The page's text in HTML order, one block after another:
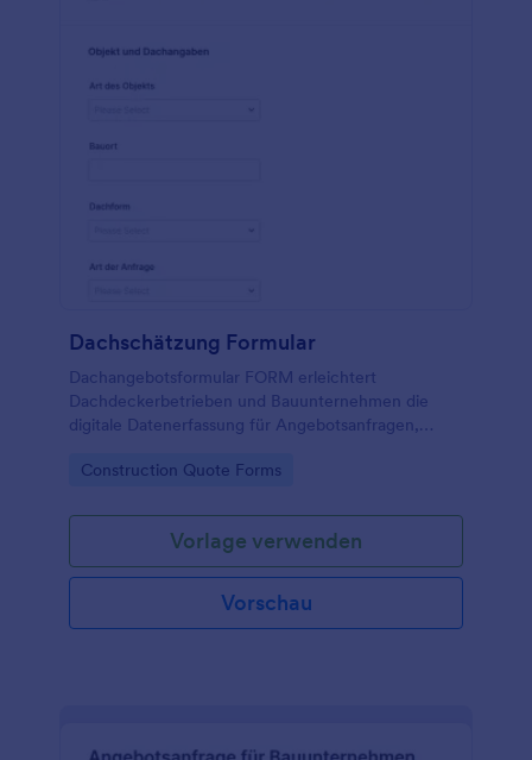
Dachschätzung Formular
Dachangebotsformular FORM erleichtert
Dachdeckerbetrieben und Bauunternehmen die
digitale Datenerfassung für Angebotsanfragen,
Besichtigungen sowie Rückmeldungen besser
Go to Category:
Construction Quote Forms
Vorlage verwenden
Vorschau